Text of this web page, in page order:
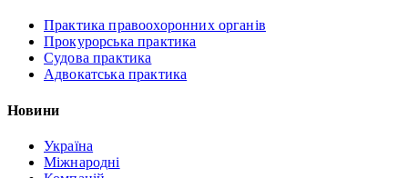
Практика правоохоронних органів
Прокурорська практика
Судова практика
Адвокатська практика
Новини
Україна
Міжнародні